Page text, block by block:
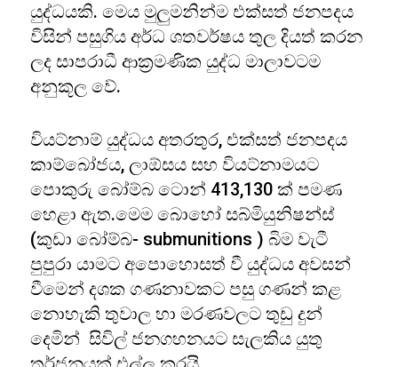
යුද්ධයකි. මෙය මුලුමනින්ම එක්සත් ජනපදය
විසින් පසුගිය අර්ධ ශතවර්ෂය තුල දියත් කරන
ලද සාපරාධී ආක්‍රමණික යුද්ධ මාලාවටම
අනුකූල වේ.
වියට්නාම් යුද්ධය අතරතුර, එක්සත් ජනපදය
කාම්බෝජය, ලාඕසය සහ වියට්නාමයට
පොකුරු බෝම්බ ටොන් 413,130 ක් පමණ
හෙළා ඇත.මෙම බොහෝ සබ්මියුනිෂන්ස්
(කුඩා බෝම්බ- submunitions ) බිම වැටී
පුපුරා යාමට අපොහොසත් වී යුද්ධය අවසන්
වීමෙන් දශක ගණනාවකට පසු ගණන් කළ
නොහැකි තුවාල හා මරණවලට තුඩු දුන්
දෙමින් සිවිල් ජනගහනයට සැලකිය යුතු